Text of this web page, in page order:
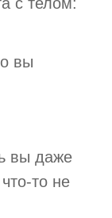
с телом:
вы
вы даже
то не